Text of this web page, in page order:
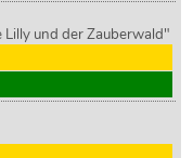
und der Zauberwald"